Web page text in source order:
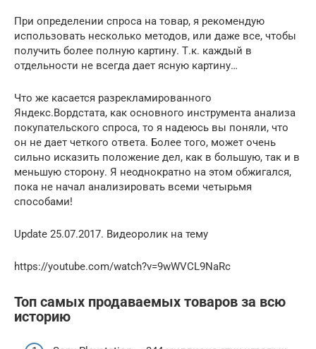
При определении спроса на товар, я рекомендую
использовать несколько методов, или даже все, чтобы
получить более полную картину. Т.к. каждый в
отдельности не всегда дает ясную картину…
Что же касается разрекламированного
Яндекс.Вордстата, как основного инструмента анализа
покупательского спроса, то я надеюсь вы поняли, что
он не дает четкого ответа. Более того, может очень
сильно исказить положение дел, как в большую, так и в
меньшую сторону. Я неоднократно на этом обжигался,
пока не начал анализировать всеми четырьмя
способами!
Update 25.07.2017. Видеоролик на тему
https://youtube.com/watch?v=9wWVCL9NaRc
Топ самых продаваемых товаров за всю
историю